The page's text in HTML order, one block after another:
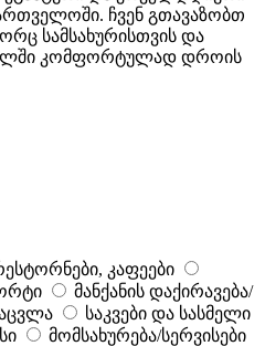
ჩვენ გთავაზობთ
სამსახურისთვის და
კომფორტულად დროის
კაფეები
მანქანის დაქირავება/
საკვები და სასმელი
მომსახურება/სერვისები